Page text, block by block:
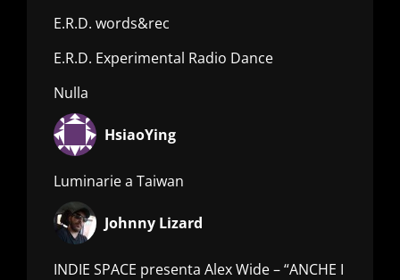
E.R.D. words&rec
E.R.D. Experimental Radio Dance
Nulla
HsiaoYing
Luminarie a Taiwan
Johnny Lizard
INDIE SPACE presenta Alex Wide – “ANCHE I